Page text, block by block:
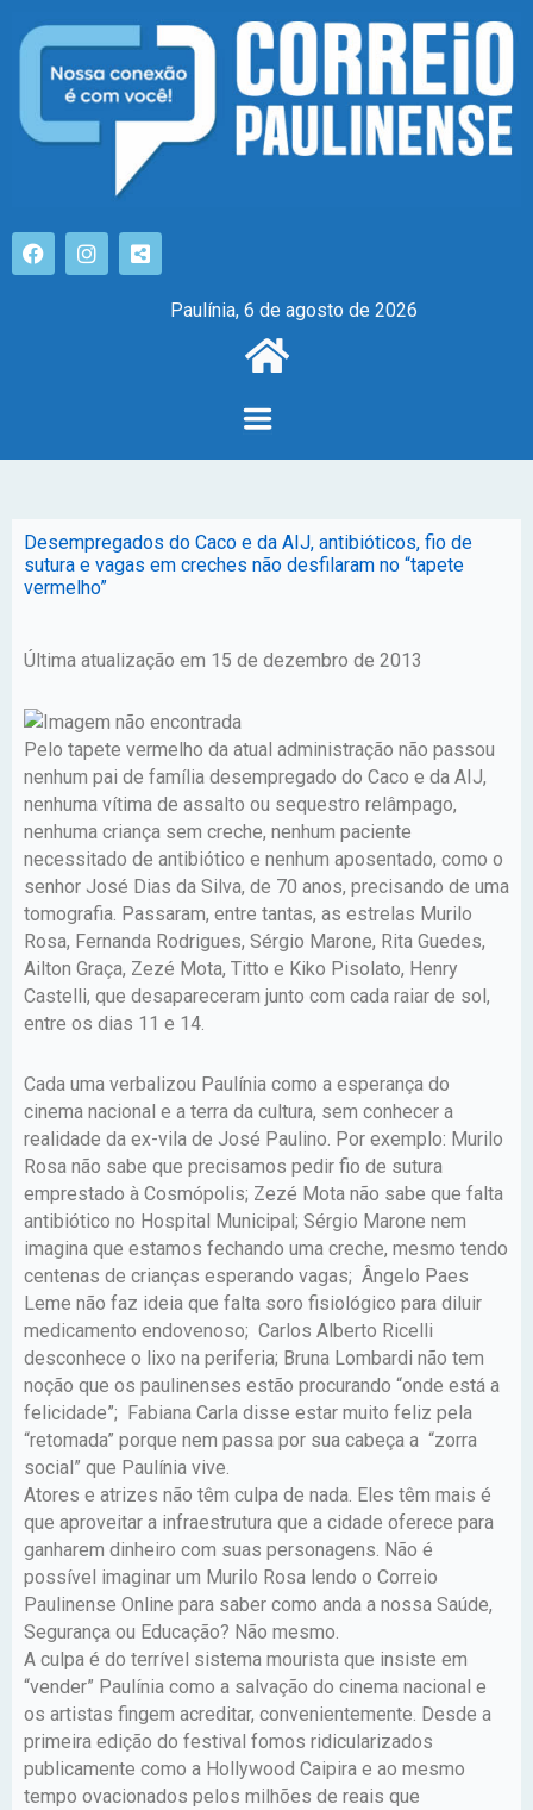
Paulínia, 6 de agosto de 2026
Desempregados do Caco e da AIJ, antibióticos, fio de
sutura e vagas em creches não desfilaram no “tapete
vermelho”
Última atualização em 15 de dezembro de 2013
Pelo tapete vermelho da atual administração não passou
nenhum pai de família desempregado do Caco e da AIJ,
nenhuma vítima de assalto ou sequestro relâmpago,
nenhuma criança sem creche, nenhum paciente
necessitado de antibiótico e nenhum aposentado, como o
senhor José Dias da Silva, de 70 anos, precisando de uma
tomografia. Passaram, entre tantas, as estrelas Murilo
Rosa, Fernanda Rodrigues, Sérgio Marone, Rita Guedes,
Ailton Graça, Zezé Mota, Titto e Kiko Pisolato, Henry
Castelli, que desapareceram junto com cada raiar de sol,
entre os dias 11 e 14.
Cada uma verbalizou Paulínia como a esperança do
cinema nacional e a terra da cultura, sem conhecer a
realidade da ex-vila de José Paulino. Por exemplo: Murilo
Rosa não sabe que precisamos pedir fio de sutura
emprestado à Cosmópolis; Zezé Mota não sabe que falta
antibiótico no Hospital Municipal; Sérgio Marone nem
imagina que estamos fechando uma creche, mesmo tendo
centenas de crianças esperando vagas; Ângelo Paes
Leme não faz ideia que falta soro fisiológico para diluir
medicamento endovenoso; Carlos Alberto Ricelli
desconhece o lixo na periferia; Bruna Lombardi não tem
noção que os paulinenses estão procurando “onde está a
felicidade”; Fabiana Carla disse estar muito feliz pela
“retomada” porque nem passa por sua cabeça a “zorra
social” que Paulínia vive.
Atores e atrizes não têm culpa de nada. Eles têm mais é
que aproveitar a infraestrutura que a cidade oferece para
ganharem dinheiro com suas personagens. Não é
possível imaginar um Murilo Rosa lendo o Correio
Paulinense Online para saber como anda a nossa Saúde,
Segurança ou Educação? Não mesmo.
A culpa é do terrível sistema mourista que insiste em
“vender” Paulínia como a salvação do cinema nacional e
os artistas fingem acreditar, convenientemente. Desde a
primeira edição do festival fomos ridicularizados
publicamente como a Hollywood Caipira e ao mesmo
tempo ovacionados pelos milhões de reais que